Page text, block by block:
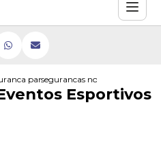
para grandes eventos
segurancas nos eventos
Esportivos